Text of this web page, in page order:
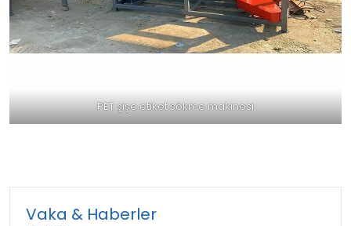
PET şişe etiket sökme makinesi
Vaka & Haberler